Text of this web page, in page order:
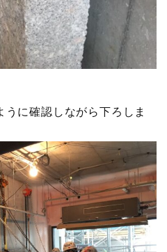
に確認しながら下ろしま